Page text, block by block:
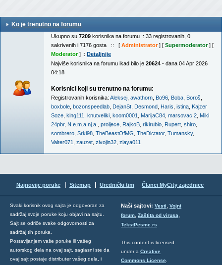
Ko je trenutno na forumu
Ukupno su 7209 korisnika na forumu :: 33 registrovanih, 0
sakrivenih i 7176 gosta :: [ Administrator] [ Supermoderator] [
Moderator] :: Detaljnije
Najviše korisnika na forumu ikad bilo je 20624 - dana 04 Apr 2026
04:18
Korisnici koji su trenutno na forumu:
Registrovanih korisnika: Aleksej awathorn Bo96 Boba Boroš
boxbole bozonspeedlab DejanSt Desmond Haris istina Kajzer
Soze king111 knutveliki koom0001 MarijaC84 marsovac 2 Miki
24pbr, N.e.m.a.nj.a. proljece RajkoB rikirubio Rupert shiro
sombrero Srki98 TheBeastOfMG TheDictator, Tumansky,
Valter071
zauzet zivojin32 zlaya011
Najnovije poruke Sitemap Urednički tim Članci MyCity zajednice
Svaki korisnik ovog sajta je odgovoran za
sadržaj svoje poruke koju objavi na sajtu.
Sajt se odriče svake odgovornosti za
sadržaj tih poruka.
Postavljanjem vaše poruke ili vašeg
autorskog dela na ovaj sajt, saglasni ste da
ovaj sajt postaje distributer vašeg dela, i
Naši sajtovi: Vesti, Vojni
forum, Zaštita od virusa,
TekstPesme.rs
This content is licensed
under a Creative
Commons License